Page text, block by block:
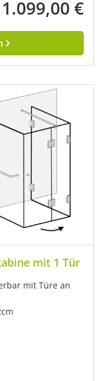
Regulärer Preis:
1.099,00 €
mit 1 Tür
mit Türe an